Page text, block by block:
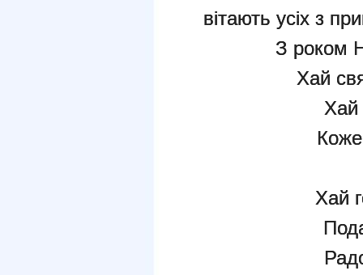
вітають усіх з
З роком
Хай
Хай
Хай